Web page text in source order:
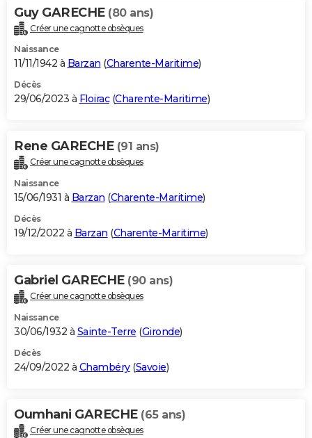
Guy GARECHE (80 ans)
Créer une cagnotte obsèques
Naissance
11/11/1942 à Barzan (Charente-Maritime)
Décès
29/06/2023 à Floirac(Charente-Maritime)
Rene GARECHE (91 ans)
Créer une cagnotte obsèques
Naissance
15/06/1931 à Barzan (Charente-Maritime)
Décès
19/12/2022 à Barzan (Charente-Maritime)
Gabriel GARECHE (90 ans)
Créer une cagnotte obsèques
Naissance
30/06/1932 à Sainte-Terre (Gironde)
Décès
24/09/2022 à Chambéry(Savoie)
Oumhani GARECHE (65 ans)
Créer une cagnotte obsèques